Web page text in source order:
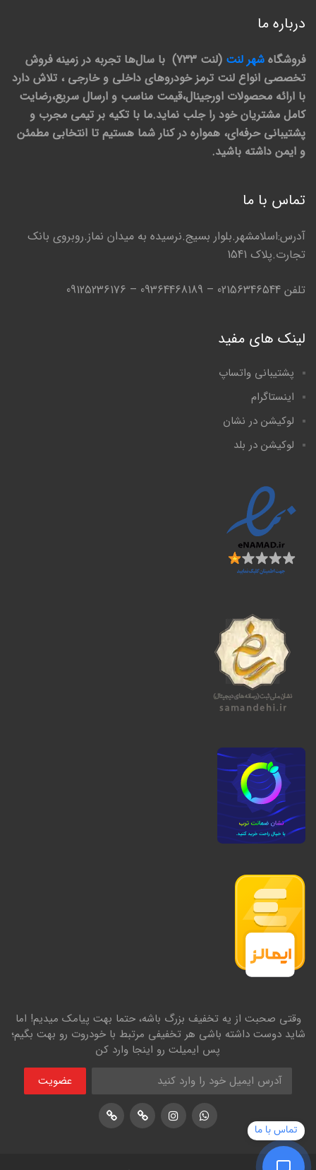
درباره ما
فروشگاه شهر لنت
(لنت 733) با سال‌ها تجربه در زمینه فروش
تخصصی انواع لنت ترمز خودروهای داخلی و خارجی ، تلاش دارد
با ارائه محصولات اورجینال،قیمت مناسب و ارسال سریع،رضایت
کامل مشتریان خود را جلب نماید.ما با تکیه بر تیمی مجرب و
پشتیبانی حرفه‌ای، همواره در کنار شما هستیم تا انتخابی مطمئن
و ایمن داشته باشید.
تماس با ما
آدرس:اسلامشهر.بلوار بسیج.نرسیده به میدان نماز.روبروی بانک
تجارت.پلاک 1541
تلفن 02156346544 – 09364468189 – 09125236176
لینک های مفید
پشتیبانی واتساپ
اینستاگرام
لوکیشن در نشان
لوکیشن در بلد
وقتی صحبت از یه تخفیف بزرگ باشه، حتما بهت پیامک میدیم! اما
شاید دوست داشته باشی هر تخفیفی مرتبط با خودروت رو بهت بگیم؛
پس ایمیلت رو اینجا وارد کن
عضویت
پشتیبانی واتساپ
اینستاگراملوکیشن در نشان
لوکیشن در بلد تماس با ما